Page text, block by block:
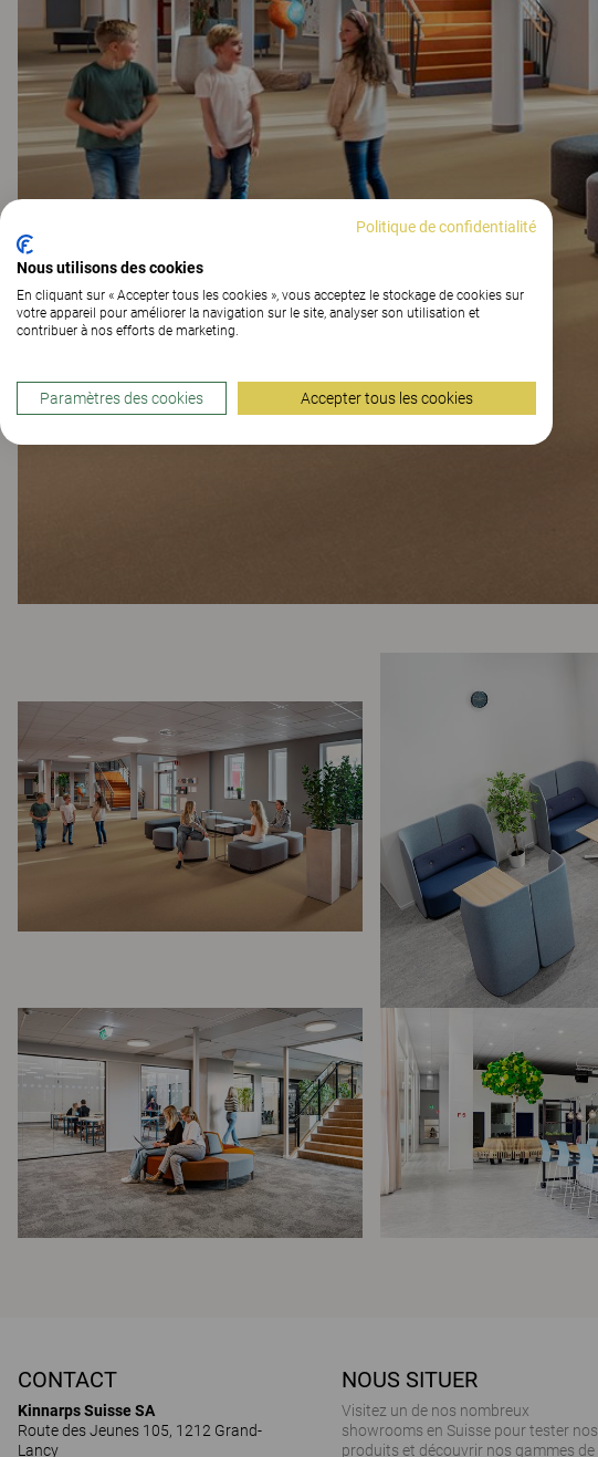
CONTACT
Kinnarps Suisse SA
Route des Jeunes 105, 1212 Grand-
Lancy
NOUS SITUER
Visitez un de nos nombreux
showrooms en Suisse pour tester nos
produits et découvrir nos gammes de
Politique de confidentialité
Nous utilisons des cookies
En cliquant sur « Accepter tous les cookies », vous acceptez le stockage de cookies sur
votre appareil pour améliorer la navigation sur le site, analyser son utilisation et
contribuer à nos efforts de marketing.
Paramètres des cookies Accepter tous les cookies